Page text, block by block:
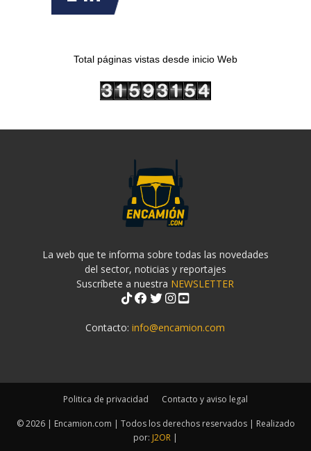
Total páginas vistas desde inicio Web
La web que te informa sobre todas las novedades
del sector, noticias y reportajes
Suscríbete a nuestra NEWSLETTER
Contacto:info@encamion.com
Politica de privacidad Contacto y aviso legal
© 2026 | Encamion.com | Todos los derechos reservados | Realizado
por: J2OR |